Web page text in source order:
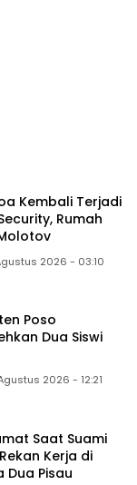
Kembali Terjadi
Rumah
2026 - 03:10
Poso
Dua Siswi
2026 - 12:21
Saat Suami
Kerja di
Dua Pisau